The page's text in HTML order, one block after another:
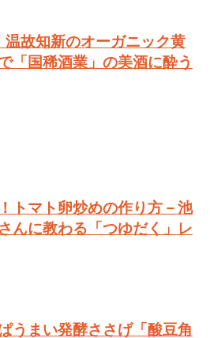
温故知新のオーガニック黄
「国稀酒業」の美酒に酔う
トマト卵炒めの作り方－池
んに教わる「つゆだく」レ
うまい発酵ささげ「酸豆角